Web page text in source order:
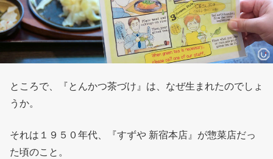
ところで、『とんかつ茶づけ』は、なぜ生まれたのでしょ
うか。
それは１９５０年代、『すずや 新宿本店』が惣菜店だっ
た頃のこと。